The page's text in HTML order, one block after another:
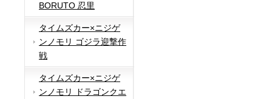
BORUTO 忍里
タイムズカー×ニジゲ
ンノモリ ゴジラ迎撃作
戦
タイムズカー×ニジゲ
ンノモリ ドラゴンクエ